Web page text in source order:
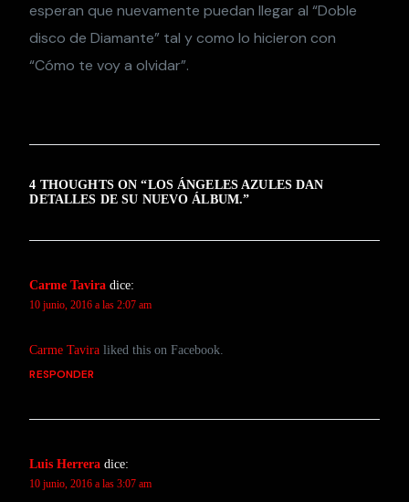
esperan que nuevamente puedan llegar al “Doble
disco de Diamante” tal y como lo hicieron con
“Cómo te voy a olvidar”.
4 THOUGHTS ON “LOS ÁNGELES AZULES DAN
DETALLES DE SU NUEVO ÁLBUM.”
Carme Tavira dice:
10 junio, 2016 a las 2:07 am
Carme Tavira liked this on Facebook.
RESPONDER
Luis Herrera dice:
10 junio, 2016 a las 3:07 am